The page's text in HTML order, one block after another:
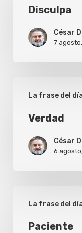
Disculpa
César
7
La frase del día
Verdad
César
6
La frase del día
Paciente